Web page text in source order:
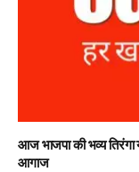
आज भाजपा की भव्य तिरंगा
आगाज